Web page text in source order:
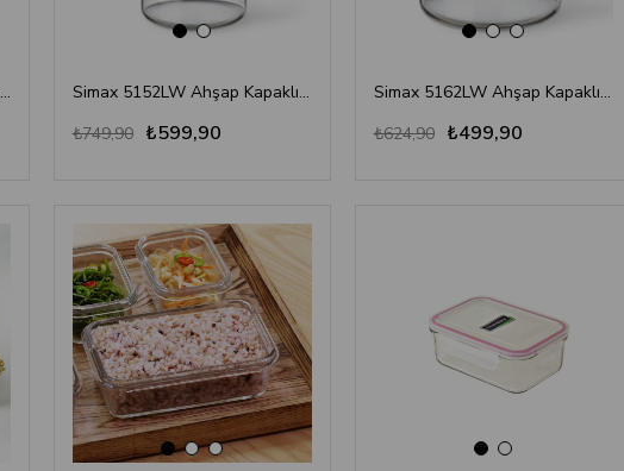
Simax 6026-6036 Yuvarlak Tencere Kapaklı 2 Lt Simax 5152LW Ahşap Kapaklı Kavanoz 0,80 Lt
₺599,90
₺749,90
Simax 5162LW Ahşap Kapaklı Kavanoz 0,50 Lt
₺499,90
₺624,90